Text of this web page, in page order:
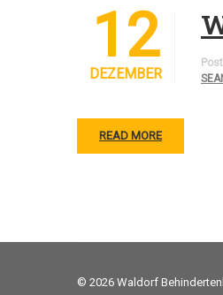
12
DEZEMBER
READ MORE
© 2026 Waldorf